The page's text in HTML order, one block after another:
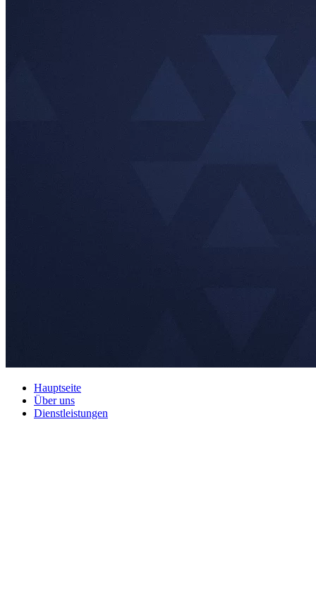
Hauptseite
Über uns
Dienstleistungen